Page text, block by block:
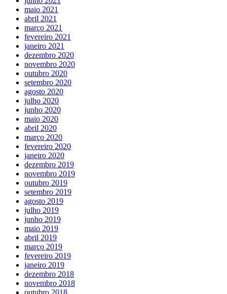
maio 2021
abril 2021
março 2021
fevereiro 2021
janeiro 2021
dezembro 2020
novembro 2020
outubro 2020
setembro 2020
agosto 2020
julho 2020
junho 2020
maio 2020
abril 2020
março 2020
fevereiro 2020
janeiro 2020
dezembro 2019
novembro 2019
outubro 2019
setembro 2019
agosto 2019
julho 2019
junho 2019
maio 2019
abril 2019
março 2019
fevereiro 2019
janeiro 2019
dezembro 2018
novembro 2018